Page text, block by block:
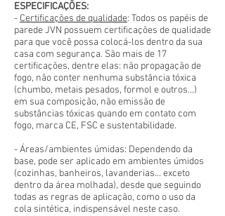
ESPECIFICAÇÕES:
- Certificações de qualidade: Todos os papéis de
parede JVN possuem certificações de qualidade
para que você possa colocá-los dentro da sua
casa com segurança. São mais de 17
certificações, dentre elas: não propagação de
fogo, não conter nenhuma substância tóxica
(chumbo, metais pesados, formol e outros...)
em sua composição, não emissão de
substâncias tóxicas quando em contato com
fogo, marca CE, FSC e sustentabilidade.
- Áreas/ambientes úmidas: Dependendo da
base, pode ser aplicado em ambientes úmidos
(cozinhas, banheiros, lavanderias... exceto
dentro da área molhada), desde que seguindo
todas as regras de aplicação, como o uso da
cola sintética, indispensável neste caso.